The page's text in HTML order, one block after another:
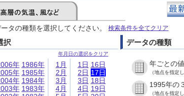
タの種類を選択してください。 検索条件を全てクリア
択
年月日の選択をクリア
年
年
年
年
1986年
1985年
1984年
1983年
1月
2月
3月
4月
1日
2日
3日
4日
16日
17日
18日
19日
データの種類
年ごとの
（地点を指定
1995年の
（地点を指定